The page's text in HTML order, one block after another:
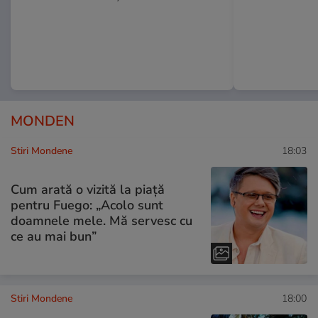
MONDEN
Stiri Mondene 18:03
Cum arată o vizită la piață
pentru Fuego: „Acolo sunt
doamnele mele. Mă servesc cu
ce au mai bun”
Stiri Mondene 18:00